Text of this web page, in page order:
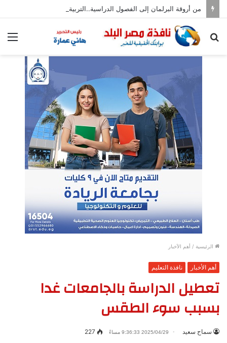
بحث
الرئيسية / أهم الأخبار
أهم الأخبار نافذة التعليم
تعطيل الدراسة بالجامعات غدا
بسبب سوء الطقس
سماح سعيد 2025/04/29 9:36:33 مساءً 227